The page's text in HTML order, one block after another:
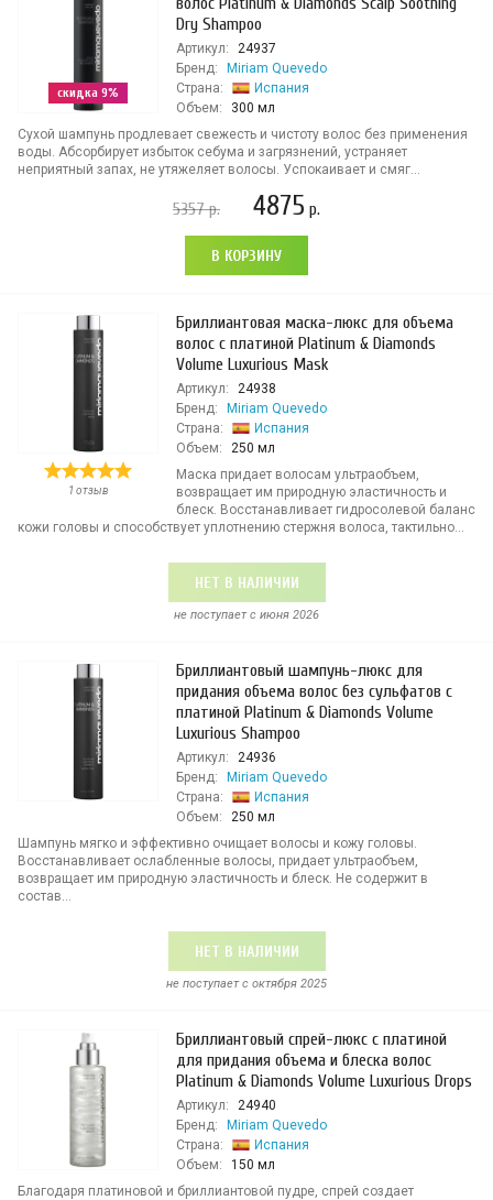
скидка 9%
Dry Shampoo
Артикул:
24937
Бренд:
Miriam Quevedo
Страна:
Испания
Объем:
300 мл
Сухой шампунь продлевает свежесть и чистоту волос без применения
воды. Абсорбирует избыток себума и загрязнений, устраняет
неприятный запах, не утяжеляет волосы. Успокаивает и смяг...
5357р. 4875 р.
В КОРЗИНУ
1 отзыв
Бриллиантовая маска-люкс для объема
волос с платиной Platinum & Diamonds
Volume Luxurious Mask
Артикул:
24938
Бренд:
Miriam Quevedo
Страна:
Испания
Объем:
250 мл
Маска придает волосам ультраобъем,
возвращает им природную эластичность и
блеск. Восстанавливает гидросолевой баланс
кожи головы и способствует уплотнению стержня волоса, тактильно...
НЕТ В НАЛИЧИИ
не поступает c июня 2026
Бриллиантовый шампунь-люкс для
придания объема волос без сульфатов с
платиной Platinum & Diamonds Volume
Luxurious Shampoo
Артикул:
24936
Бренд:
Miriam Quevedo
Страна:
Испания
Объем:
250 мл
Шампунь мягко и эффективно очищает волосы и кожу головы.
Восстанавливает ослабленные волосы, придает ультраобъем,
возвращает им природную эластичность и блеск. Не содержит в
состав...
НЕТ В НАЛИЧИИ
не поступает c октября 2025
Бриллиантовый спрей-люкс с платиной
для придания объема и блеска волос
Platinum & Diamonds Volume Luxurious Drops
Артикул:
24940
Бренд:
Miriam Quevedo
Страна:
Испания
Объем:
150 мл
Благодаря платиновой и бриллиантовой пудре, спрей создает